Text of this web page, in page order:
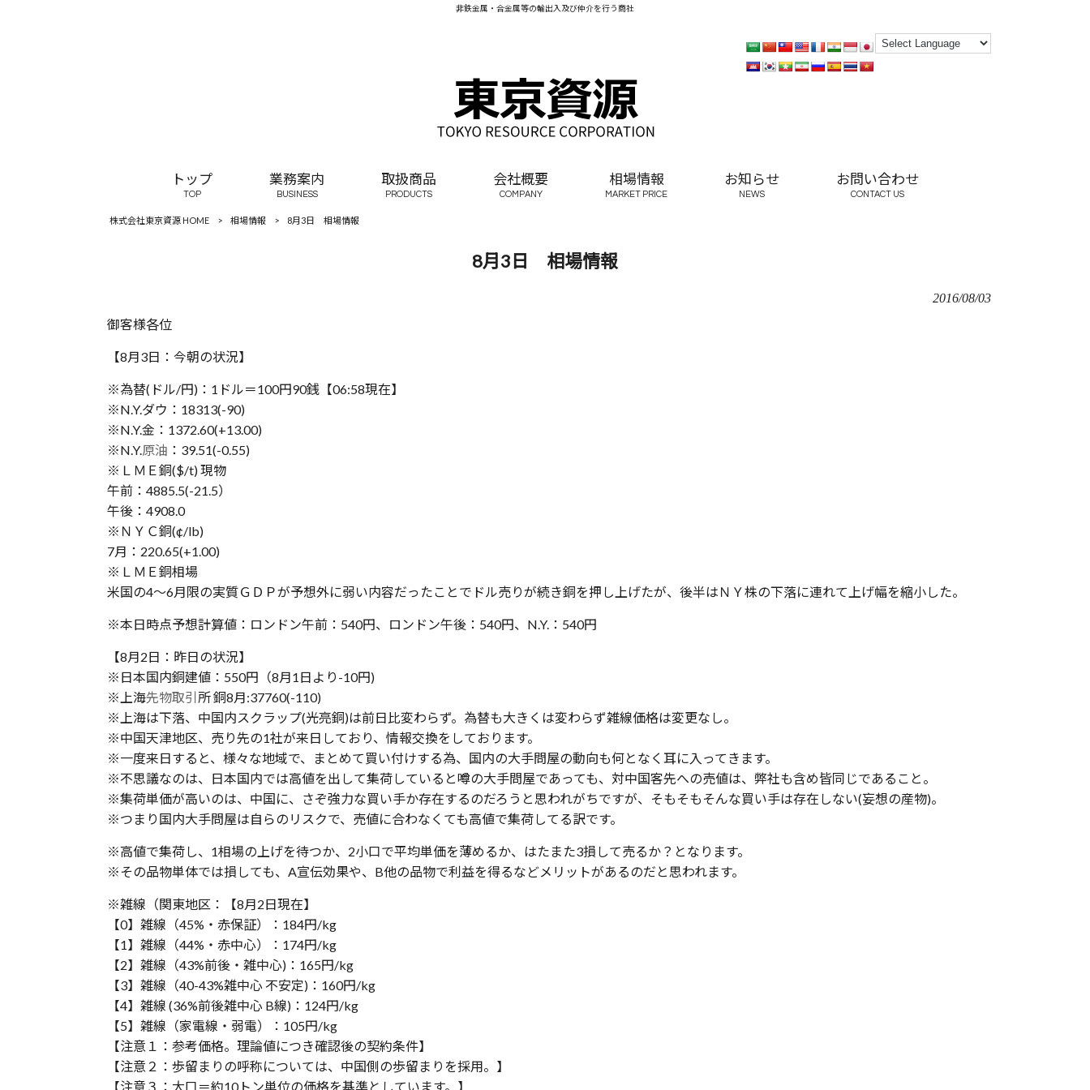
非鉄金属・合金属等の輸出入及び仲介を行う商社
トップ
TOP
業務案内
BUSINESS
取扱商品
PRODUCTS
会社概要
COMPANY
相場情報
MARKET PRICE
お知らせ
NEWS
お問い合わせ
CONTACT US
株式会社東京資源 HOME > 相場情報 > 8月3日 相場情報
8月3日 相場情報
2016/08/03
御客様各位
【8月3日：今朝の状況】
※為替(ドル/円)：1ドル＝100円90銭【06:58現在】
※N.Y.ダウ：18313(-90)
※N.Y.金：1372.60(+13.00)
※N.Y.原油 ：39.51(-0.55)
※ＬＭＥ銅($/t) 現物
午前：4885.5(-21.5）
午後：4908.0
※ＮＹＣ銅(¢/lb)
7月：220.65(+1.00)
※ＬＭＥ銅相場
米国の4〜6月限の実質ＧＤＰが予想外に弱い内容だったことでドル売りが続き銅を押し上げたが、後半はＮＹ株の下落に連れて上げ幅を縮小した。
※本日時点予想計算値：ロンドン午前：540円、ロンドン午後：540円、N.Y.：540円
【8月2日：昨日の状況】
※日本国内銅建値：550円（8月1日より-10円)
※上海先物取引 所 銅8月:37760(-110)
※上海は下落、中国内スクラップ(光亮銅)は前日比変わらず。為替も大きくは変わらず雑線価格は変更なし。
※中国天津地区、売り先の1社が来日しており、情報交換をしております。
※一度来日すると、様々な地域で、まとめて買い付けする為、国内の大手問屋の動向も何となく耳に入ってきます。
※不思議なのは、日本国内では高値を出して集荷していると噂の大手問屋であっても、対中国客先への売値は、弊社も含め皆同じであること。
※集荷単価が高いのは、中国に、さぞ強力な買い手か存在するのだろうと思われがちですが、そもそもそんな買い手は存在しない(妄想の産物)。
※つまり国内大手問屋は自らのリスクで、売値に合わなくても高値で集荷してる訳です。
※高値で集荷し、1相場の上げを待つか、2小口で平均単価を薄めるか、はたまた3損して売るか？となります。
※その品物単体では損しても、A宣伝効果や、B他の品物で利益を得るなどメリットがあるのだと思われます。
※雑線（関東地区：【8月2日現在】
【0】雑線（45%・赤保証）：184円/kg
【1】雑線（44%・赤中心）：174円/kg
【2】雑線（43%前後・雑中心)：165円/kg
【3】雑線（40-43%雑中心 不安定)：160円/kg
【4】雑線 (36%前後雑中心 B線)：124円/kg
【5】雑線（家電線・弱電）：105円/kg
【注意１：参考価格。理論値につき確認後の契約条件】
【注意２：歩留まりの呼称については、中国側の歩留まりを採用。】
【注意３：大口＝約10トン単位の価格を基準としています。】